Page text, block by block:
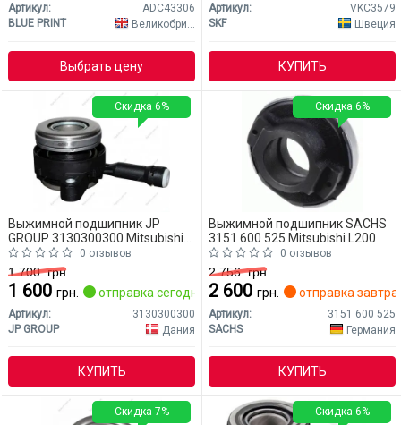
Артикул:
ADC43306
BLUE PRINT
Великобритания
Выбрать цену
Артикул:
VKC3579
SKF
Швеция
КУПИТЬ
Выжимной подшипник JP
GROUP 3130300300 Mitsubishi
L200
0 отзывов
1 700грн.
1 600 грн. отправка сегодня
Артикул:
3130300300
JP GROUP
Дания
КУПИТЬ
Скидка 6%
Выжимной подшипник SACHS
3151 600 525 Mitsubishi L200
0 отзывов
2 756грн.
2 600 грн. отправка завтра
Артикул:
3151 600 525
SACHS
Германия
КУПИТЬ
Скидка 6%
Скидка 7% Скидка 6%